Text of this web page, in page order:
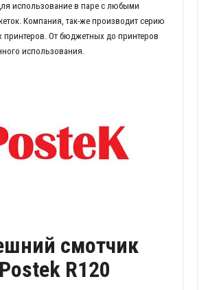
использование в паре с любыми
Компания, так-же производит серию
От бюджетных до принтеров
использования.
смотчик
Postek R120